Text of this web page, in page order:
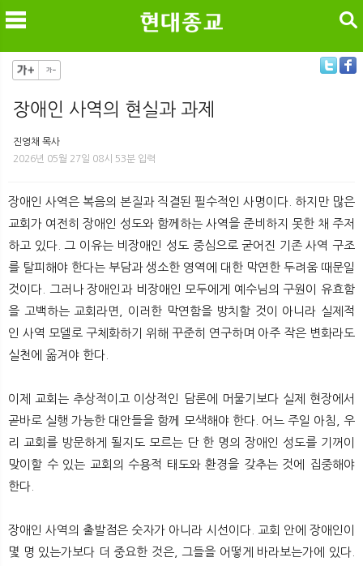
검색
장애인 사역의 현실과 과제
진영채 목사
2026년 05월 27일 08시 53분 입력
장애인 사역은 복음의 본질과 직결된 필수적인 사명이다. 하지만 많은
교회가 여전히 장애인 성도와 함께하는 사역을 준비하지 못한 채 주저
하고 있다. 그 이유는 비장애인 성도 중심으로 굳어진 기존 사역 구조
를 탈피해야 한다는 부담과 생소한 영역에 대한 막연한 두려움 때문일
것이다. 그러나 장애인과 비장애인 모두에게 예수님의 구원이 유효함
을 고백하는 교회라면, 이러한 막연함을 방치할 것이 아니라 실제적
인 사역 모델로 구체화하기 위해 꾸준히 연구하며 아주 작은 변화라도
실천에 옮겨야 한다.
이제 교회는 추상적이고 이상적인 담론에 머물기보다 실제 현장에서
곧바로 실행 가능한 대안들을 함께 모색해야 한다. 어느 주일 아침, 우
리 교회를 방문하게 될지도 모르는 단 한 명의 장애인 성도를 기꺼이
맞이할 수 있는 교회의 수용적 태도와 환경을 갖추는 것에 집중해야
한다.
장애인 사역의 출발점은 숫자가 아니라 시선이다. 교회 안에 장애인이
몇 명 있는가보다 더 중요한 것은, 그들을 어떻게 바라보는가에 있다.